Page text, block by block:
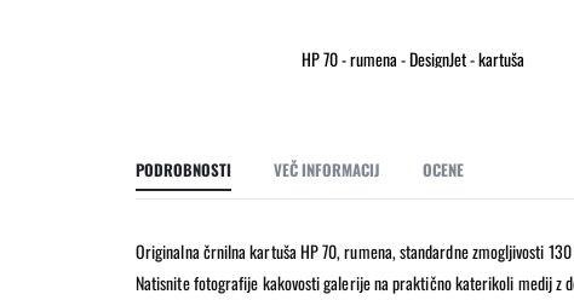
HP 70 - rumena - DesignJet - kartuša
galerije
slik
PODROBNOSTI
Originalna črnilna kartuša HP 70, rumena, standardne zmogljivosti
Natisnite fotografije kakovosti galerije na praktično katerikoli medij z
VEČ INFORMACIJ OCENE